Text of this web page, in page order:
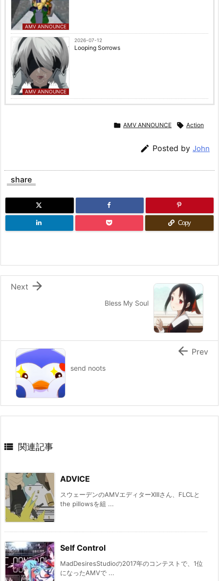
AMV ANNOUNCE
AMV ANNOUNCE
2026-07-12
Looping Sorrows
 AMV ANNOUNCE  Action
 Posted by John
share
Copy
Bless My Soul

Next
send noots
 Prev
 関連記事
ADVICE
スウェーデンのAMVエディターXIIIさん、FLCLと
the pillowsを組 ...
Self Control
MadDesiresStudioの2017年のコンテストで、1位
になったAMVで ...